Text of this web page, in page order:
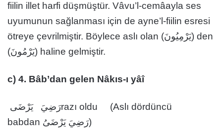
fiilin illet harfi düşmüştür. Vâvu’l-cemâayla ses
uyumunun sağlanması için de ayne’l-fiilin esresi
ötreye çevrilmiştir. Böylece aslı olan (يَرْمِيُونَ) den
(يَرْمُونَ) haline gelmiştir.
c) 4. Bâb’dan gelen Nâkıs-ı yâî
babdan رَضِيَ يَرْضَىُ)